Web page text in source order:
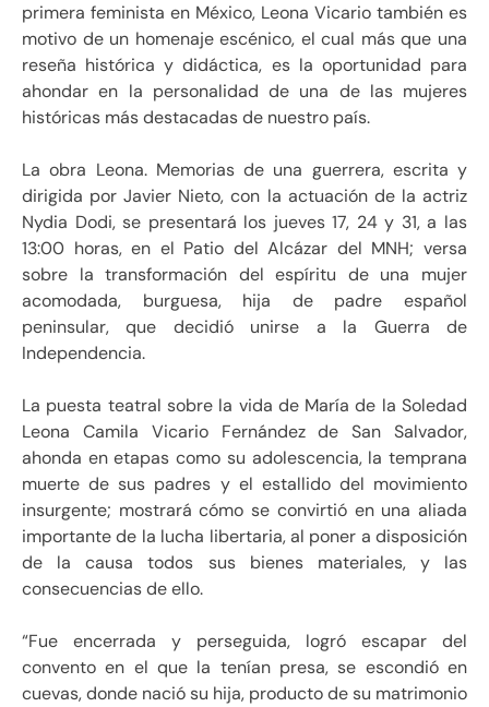
primera feminista en México, Leona Vicario también es
motivo de un homenaje escénico, el cual más que una
reseña histórica y didáctica, es la oportunidad para
ahondar en la personalidad de una de las mujeres
históricas más destacadas de nuestro país.
La obra Leona. Memorias de una guerrera, escrita y
dirigida por Javier Nieto, con la actuación de la actriz
Nydia Dodi, se presentará los jueves 17, 24 y 31, a las
13:00 horas, en el Patio del Alcázar del MNH; versa
sobre la transformación del espíritu de una mujer
acomodada, burguesa, hija de padre español
peninsular, que decidió unirse a la Guerra de
Independencia.
La puesta teatral sobre la vida de María de la Soledad
Leona Camila Vicario Fernández de San Salvador,
ahonda en etapas como su adolescencia, la temprana
muerte de sus padres y el estallido del movimiento
insurgente; mostrará cómo se convirtió en una aliada
importante de la lucha libertaria, al poner a disposición
de la causa todos sus bienes materiales, y las
consecuencias de ello.
“Fue encerrada y perseguida, logró escapar del
convento en el que la tenían presa, se escondió en
cuevas, donde nació su hija, producto de su matrimonio